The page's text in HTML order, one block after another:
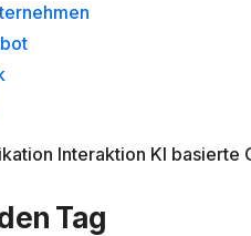
Interaktion KI basierte
Tag